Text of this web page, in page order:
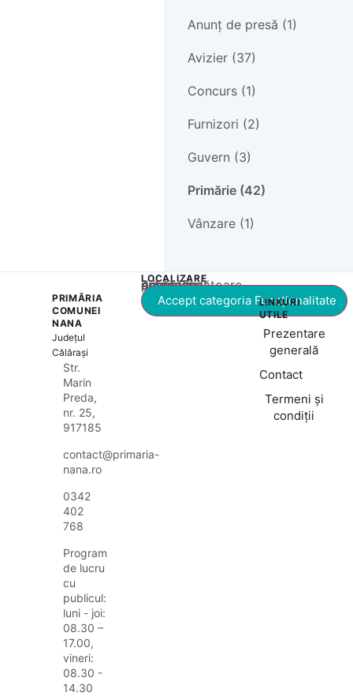
Anunț de presă (1)
Avizier (37)
Concurs (1)
Furnizori (2)
Guvern (3)
Primărie (42)
Vânzare (1)
PRIMĂRIA
COMUNEI
NANA
Județul
Călărași
Str.
Marin
Preda,
nr. 25,
917185
contact@primaria-
nana.ro
0342
402
768
Program
de lucru
cu
publicul:
luni - joi:
08.30 –
17.00,
vineri:
08.30 -
14.30
LOCALIZARE
Acest conținut este blocat până când acceptați categoria corespunzătoare de cookie-uri.
Accept categoria Funcționalitate
LINKURI
UTILE
Prezentare
generală
Contact
Termeni și
condiții